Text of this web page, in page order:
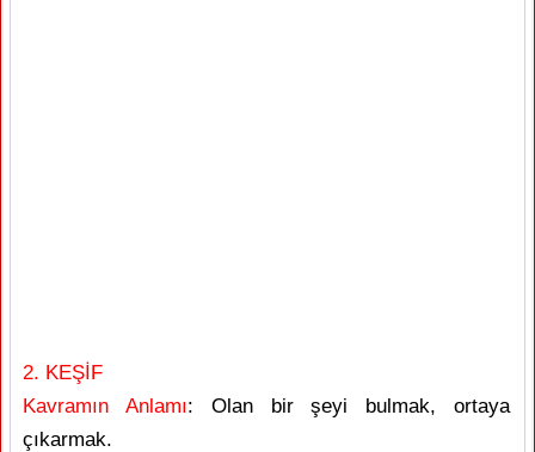
2. KEŞİF
Kavramın Anlamı: Olan bir şeyi bulmak, ortaya
çıkarmak.